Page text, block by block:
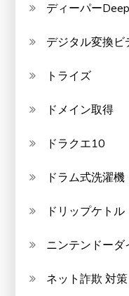
ディーパー
デジタル変換ビ
トライズ
ドメイン取得
ドラクエ10
ドラム式洗濯機
ドリップケトル
ニンテンドーダ
ネット詐欺 対策